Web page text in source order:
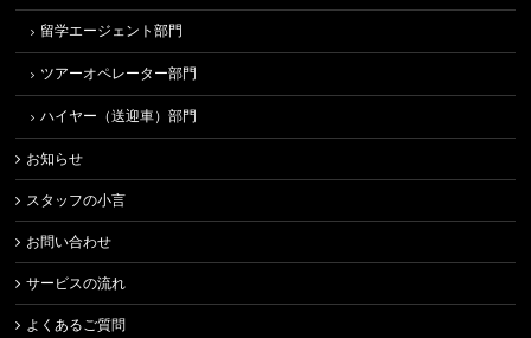
留学エージェント部門
ツアーオペレーター部門
ハイヤー（送迎車）部門
お知らせ
スタッフの小言
お問い合わせ
サービスの流れ
よくあるご質問